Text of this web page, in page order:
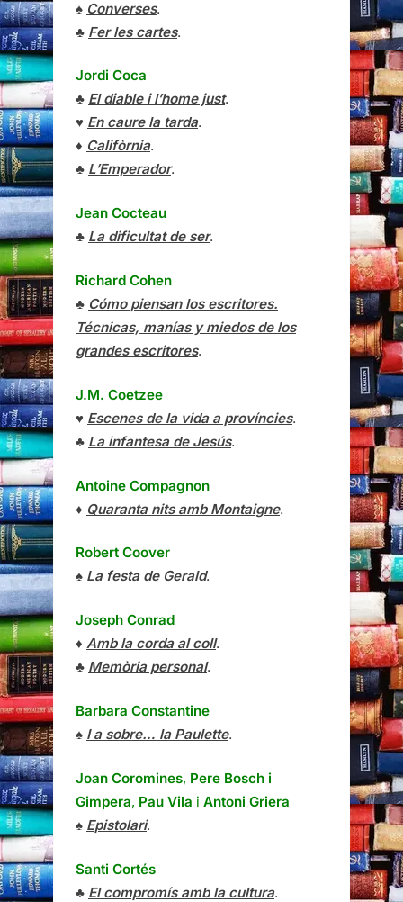
♠ Converses.
♣ Fer les cartes.
Jordi Coca
♣ El diable i l’home just.
♥ En caure la tarda.
♦ Califòrnia.
♣ L’Emperador.
Jean Cocteau
♣ La dificultat de ser.
Richard Cohen
♣ Cómo piensan los escritores.
Técnicas, manías y miedos de los
grandes escritores.
J.M. Coetzee
♥ Escenes de la vida a províncies.
♣ La infantesa de Jesús.
Antoine Compagnon
♦ Quaranta nits amb Montaigne.
Robert Coover
♠ La festa de Gerald.
Joseph Conrad
♦ Amb la corda al coll.
♣ Memòria personal.
Barbara Constantine
♠ I a sobre… la Paulette.
Joan Coromines, Pere Bosch i
Gimpera, Pau Vila i Antoni Griera
♠ Epistolari.
Santi Cortés
♣ El compromís amb la cultura.